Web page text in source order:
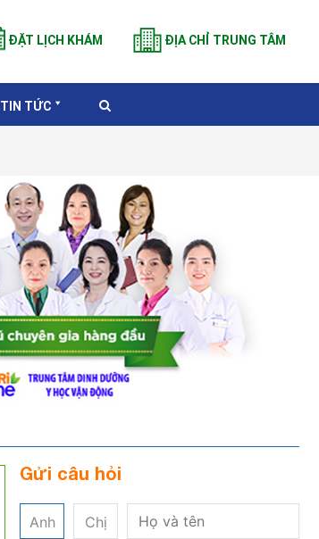
ĐẶT LỊCH KHÁM ĐỊA CHỈ TRUNG TÂM
TIN TỨC
Gửi câu hỏi
Anh Chị